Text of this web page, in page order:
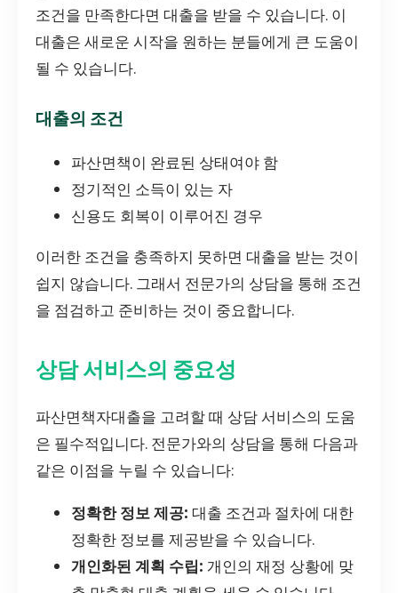
조건을 만족한다면 대출을 받을 수 있습니다. 이
대출은 새로운 시작을 원하는 분들에게 큰 도움이
될 수 있습니다.
대출의 조건
파산면책이 완료된 상태여야 함
정기적인 소득이 있는 자
신용도 회복이 이루어진 경우
이러한 조건을 충족하지 못하면 대출을 받는 것이
쉽지 않습니다. 그래서 전문가의 상담을 통해 조건
을 점검하고 준비하는 것이 중요합니다.
상담 서비스의 중요성
파산면책자대출을 고려할 때 상담 서비스의 도움
은 필수적입니다. 전문가와의 상담을 통해 다음과
같은 이점을 누릴 수 있습니다:
정확한 정보 제공: 대출 조건과 절차에 대한
정확한 정보를 제공받을 수 있습니다.
개인화된 계획 수립: 개인의 재정 상황에 맞